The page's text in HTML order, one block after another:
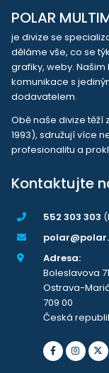
POLAR
je divize se
děláme vše, co se
grafiky, weby.
komunikace s
dodavatelem.
Obě naše divize těží
1993), sdružují více
profesionalitu a
Kontaktujte
552 303 303
Adresa:
Boleslavova
Ostrava-
709 00
Česká